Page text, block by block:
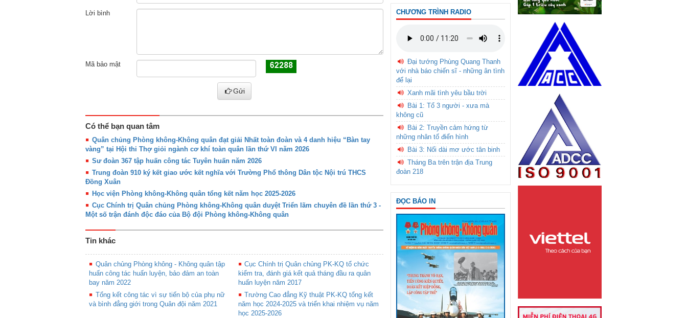
Lời bình
Mã bảo mật
Gửi
Có thể bạn quan tâm
Quân chủng Phòng không-Không quân đạt giải Nhất toàn đoàn và 4 danh hiệu “Bàn tay
vàng” tại Hội thi Thợ giỏi ngành cơ khí toàn quân lần thứ VI năm 2026
Sư đoàn 367 tập huấn công tác Tuyên huấn năm 2026
Trung đoàn 910 ký kết giao ước kết nghĩa với Trường Phổ thông Dân tộc Nội trú THCS
Đồng Xuân
Học viện Phòng không-Không quân tổng kết năm học 2025-2026
Cục Chính trị Quân chủng Phòng không-Không quân duyệt Triển lãm chuyên đề lần thứ 3 -
Một số trận đánh độc đáo của Bộ đội Phòng không-Không quân
Tin khác
Quân chủng Phòng không - Không quân tập
huấn công tác huấn luyện, bảo đảm an toàn
bay năm 2022
Cục Chính trị Quân chủng PK-KQ tổ chức
kiểm tra, đánh giá kết quả tháng đầu ra quân
huấn luyện năm 2017
Tổng kết công tác vì sự tiến bộ của phụ nữ
và bình đẳng giới trong Quân đội năm 2021
Trường Cao đẳng Kỹ thuật PK-KQ tổng kết
năm học 2024-2025 và triển khai nhiệm vụ năm
học 2025-2026
CHƯƠNG TRÌNH RADIO
Đại tướng Phùng Quang Thanh
với nhà báo chiến sĩ - những ân tình
để lại
Xanh mãi tình yêu bầu trời
Bài 1: Tổ 3 người - xưa mà
không cũ
Bài 2: Truyền cảm hứng từ
những nhân tố điển hình
Bài 3: Nối dài mơ ước tân binh
Tháng Ba trên trận địa Trung
đoàn 218
ĐỌC BÁO IN